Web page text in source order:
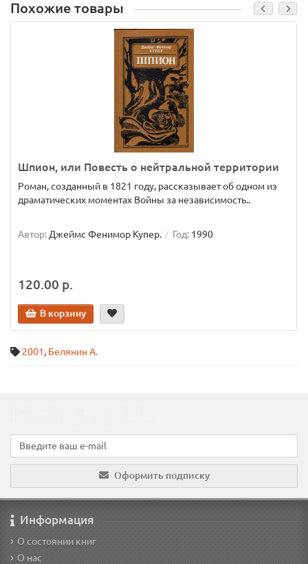
Похожие товары
Шпион, или Повесть о нейтральной территории
Роман, созданный в 1821 году, рассказывает об одном из
драматических моментах Войны за независимость..
Автор: Джеймс Фенимор Купер. Год: 1990
120.00 р.
В корзину
2001, Белянин А.
Оформить подписку
Информация
О состоянии книг
О нас